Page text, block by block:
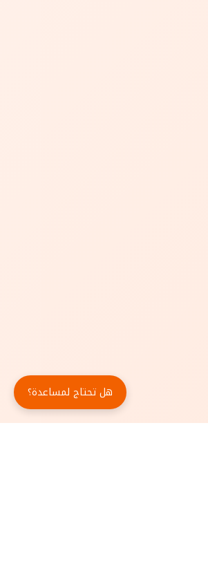
هل تحتاج لمساعدة؟